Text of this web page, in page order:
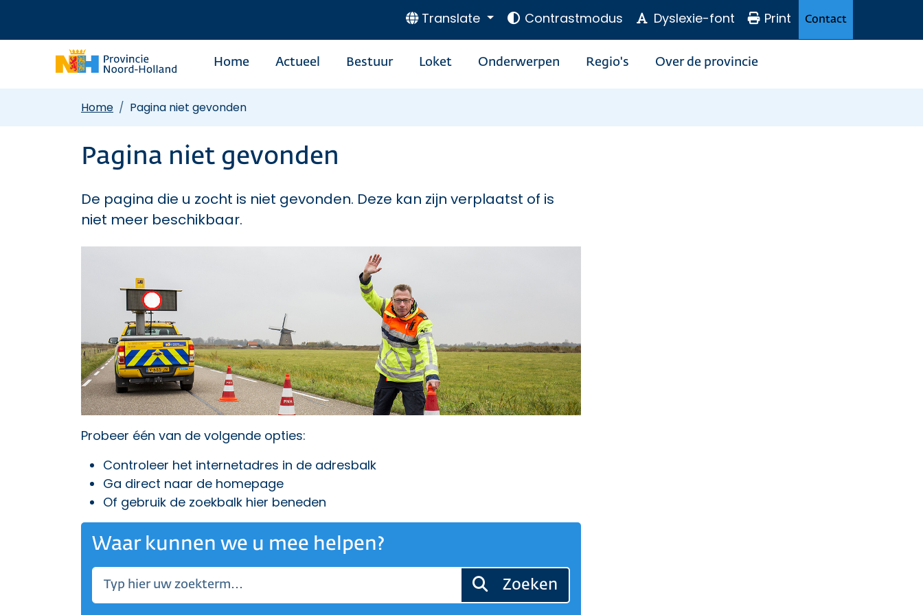
Translate Contrastmodus Dyslexie-font Print Contact
Home Actueel Bestuur Loket Onderwerpen Regio's Over de provincie
Home Pagina niet gevonden
Pagina niet gevonden
De pagina die u zocht is niet gevonden. Deze kan zijn verplaatst of is
niet meer beschikbaar.
Probeer één van de volgende opties:
Controleer het internetadres in de adresbalk
Ga direct naar de homepage
Of gebruik de zoekbalk hier beneden
Waar kunnen we u mee helpen?
Zoeken